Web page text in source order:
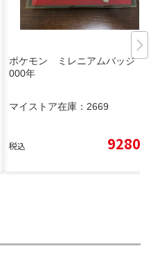
ポケモン ミレニアムバッジ 2
000年
マイストア在庫： 2669
税込 9280